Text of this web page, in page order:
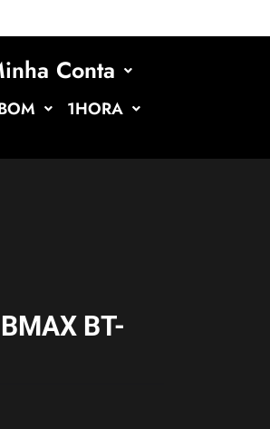
Conta
1HORA
BT-